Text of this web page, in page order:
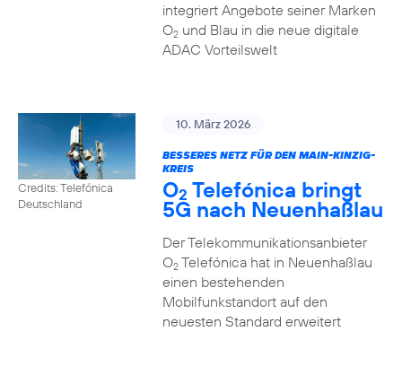
integriert Angebote seiner Marken
O2und Blau in die neue digitale
ADAC Vorteilswelt
Credits: Telefónica
Deutschland
10. März 2026
BESSERES NETZ FÜR DEN MAIN-KINZIG-
KREIS
O2 Telefónica bringt
5G nach Neuenhaßlau
Der Telekommunikationsanbieter
O2Telefónica hat in Neuenhaßlau
einen bestehenden
Mobilfunkstandort auf den
neuesten Standard erweitert